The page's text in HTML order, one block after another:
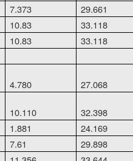
7.373
29.661
10.83
33.118
10.83
33.118
4.780
27.068
10.110
32.398
1.881
24.169
7.61
29.898